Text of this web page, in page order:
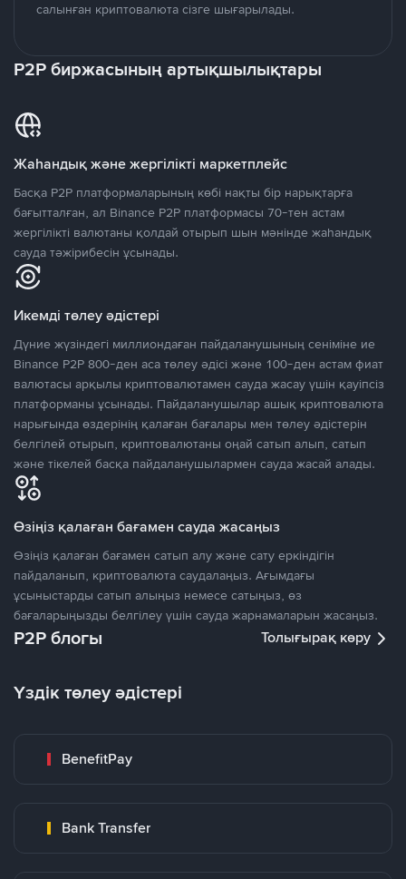
салынған криптовалюта сізге шығарылады.
P2P биржасының артықшылықтары
Жаһандық және жергілікті маркетплейс
Басқа P2P платформаларының көбі нақты бір нарықтарға
бағытталған, ал Binance P2P платформасы 70-тен астам
жергілікті валютаны қолдай отырып шын мәнінде жаһандық
сауда тәжірибесін ұсынады.
Икемді төлеу әдістері
Дүние жүзіндегі миллиондаған пайдаланушының сеніміне ие
Binance P2P 800-ден аса төлеу әдісі және 100-ден астам фиат
валютасы арқылы криптовалютамен сауда жасау үшін қауіпсіз
платформаны ұсынады. Пайдаланушылар ашық криптовалюта
нарығында өздерінің қалаған бағалары мен төлеу әдістерін
белгілей отырып, криптовалютаны оңай сатып алып, сатып
және тікелей басқа пайдаланушылармен сауда жасай алады.
Өзіңіз қалаған бағамен сауда жасаңыз
Өзіңіз қалаған бағамен сатып алу және сату еркіндігін
пайдаланып, криптовалюта саудалаңыз. Ағымдағы
ұсыныстарды сатып алыңыз немесе сатыңыз, өз
бағаларыңызды белгілеу үшін сауда жарнамаларын жасаңыз.
P2P блогы Толығырақ көру
Үздік төлеу әдістері
BenefitPay
Bank Transfer